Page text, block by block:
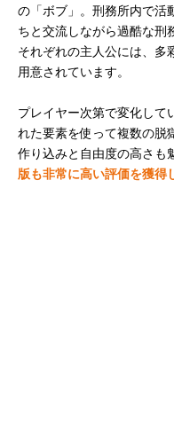
の「ボブ」。刑務所内で活
ちと交流しながら過酷な刑
それぞれの主人公には、多
用意されています。
プレイヤー次第で変化して
れた要素を使って複数の脱
作り込みと自由度の高さも
版も非常に高い評価を獲得